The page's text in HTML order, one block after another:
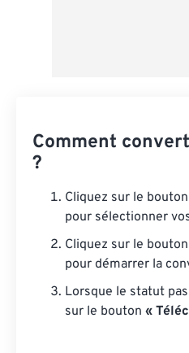
Comment
?
Cliquez sur le bouton
pour sélectionner
Cliquez sur le bouton
pour démarrer la
Lorsque le statut
sur le bouton «